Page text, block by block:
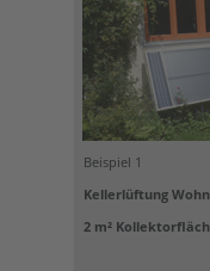
Beispiel 1
Kellerlüftung
2 m²